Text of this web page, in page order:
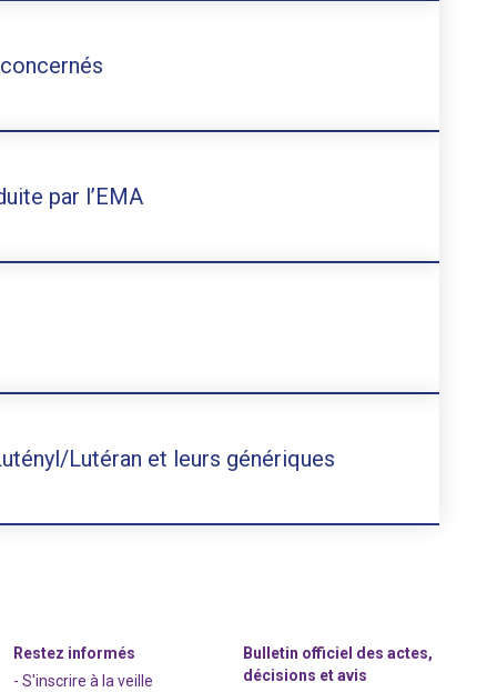
par l’EMA
Lutéran et leurs génériques
Restez informés
- S'inscrire à la veille
Bulletin officiel des actes,
décisions et avis